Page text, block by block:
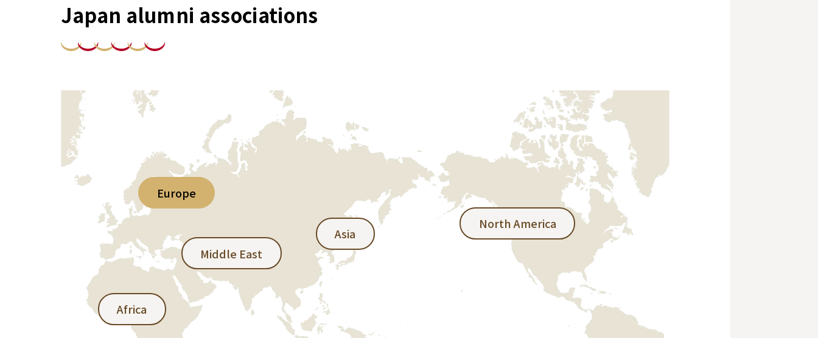
Japan alumni associations
Europe
North America
Asia
Middle East
Africa